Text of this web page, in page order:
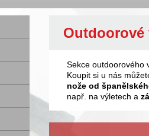
Outdoorové
Sekce outdoorového
Koupit si u nás
nože od
např. na výletech a